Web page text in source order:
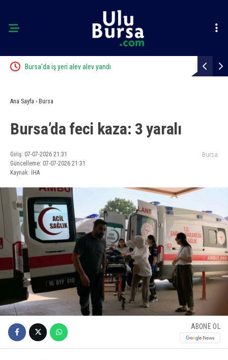
Bursa’da iş yeri alev alev yandı Elini spiral
Ana Sayfa › Bursa
Bursa’da feci kaza: 3 yaralı
Giriş: 07-07-2026 21:31
Güncelleme: 07-07-2026 21:31
Kaynak: İHA
Bursa
ABONE OL